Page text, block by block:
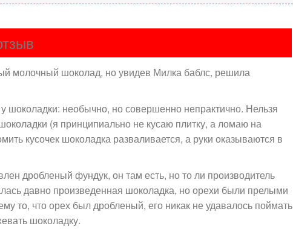
молочный шоколад, но увидев Милка баблс, решила
шоколадки: необычно, но совершенно непрактично. Нельзя
(я принципиально не кусаю плитку, а ломаю на
кусочек шоколадка разваливается, а руки оказываются в
дробленый фундук, он там есть, но то ли производитель
давно произведенная шоколадка, но орехи были прелыми
то, что орех был дробленый, его никак не удавалось поймать
шоколадку.